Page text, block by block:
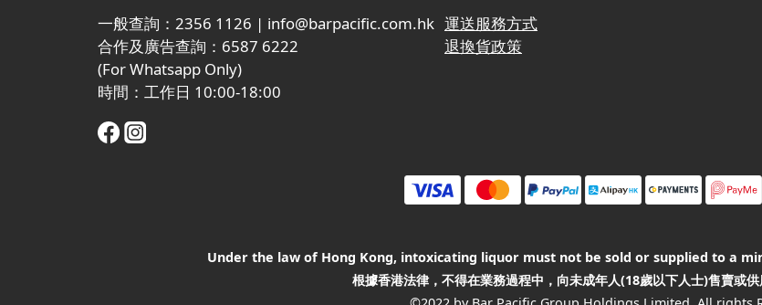
一般查詢：2356 1126 | info@barpacific.com.hk
合作及廣告查詢：6587 6222
(For Whatsapp Only)
時間：工作日 10:00-18:00
運送服務方式
退換貨政策
Under the law of Hong Kong, intoxicating liquor must not be sold or supplied to a
根據香港法律，不得在業務過程中，向未成年人(18歲以下人士)售賣或供